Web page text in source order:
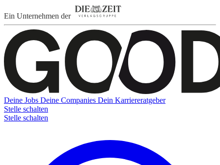
Ein Unternehmen der
Deine Jobs Deine Companies Dein Karriereratgeber
Stelle schalten
Stelle schalten